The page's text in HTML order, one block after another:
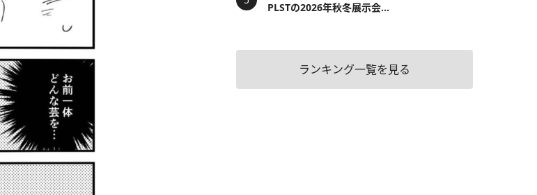
PLSTの2026年秋冬展示会...
ランキング一覧を見る